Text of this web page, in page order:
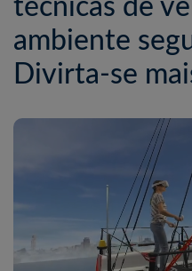
técnicas de
ambiente
Divirta-se